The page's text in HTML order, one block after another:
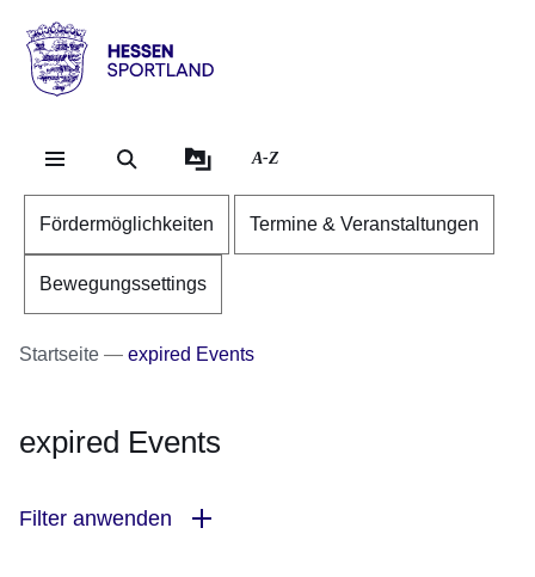
Hessen
Sportland
A-Z
Fördermöglichkeiten Termine & Veranstaltungen
Bewegungssettings
Startseite expired Events
expired Events
Filter anwenden